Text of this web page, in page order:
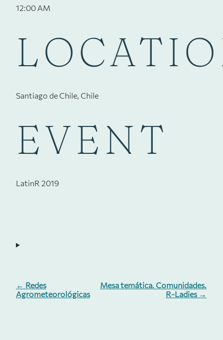
12:00 AM
Santiago de Chile, Chile
EVENT
LatinR 2019
← Redes
Agrometeorológicas
Mesa temática. Comunidades.
R-Ladies →